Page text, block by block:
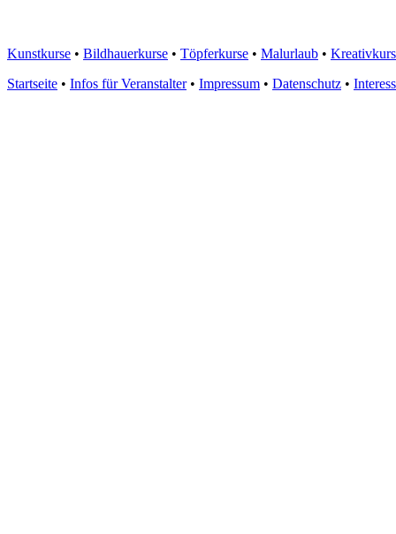
Kunstkurse • Bildhauerkurse • Töpferkurse • Malurlaub •
Startseite • Infos für Veranstalter• Impressum • Datenschutz •